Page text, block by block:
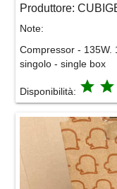
Produttore:
Note:
Compressor - 135W.
singolo - single box
Disponibilità: grade grade